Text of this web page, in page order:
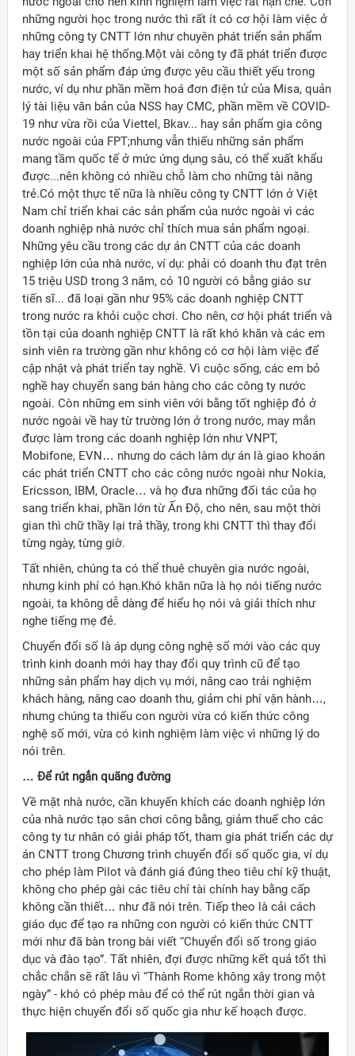
những người học trong nước thì rất ít có cơ hội làm việc ở
những công ty CNTT lớn như chuyên phát triển sản phẩm
hay triển khai hệ thống.Một vài công ty đã phát triển được
một số sản phẩm đáp ứng được yêu cầu thiết yếu trong
nước, ví dụ như phần mềm hoá đơn điện tử của Misa, quản
lý tài liệu văn bản của NSS hay CMC, phần mềm về COVID-
19 như vừa rồi của Viettel, Bkav... hay sản phẩm gia công
nước ngoài của FPT;nhưng vẫn thiếu những sản phẩm
mang tầm quốc tế ở mức ứng dụng sâu, có thể xuất khẩu
được...nên không có nhiều chỗ làm cho những tài năng
trẻ.Có một thực tế nữa là nhiều công ty CNTT lớn ở Việt
Nam chỉ triển khai các sản phẩm của nước ngoài vì các
doanh nghiệp nhà nước chỉ thích mua sản phẩm ngoại.
Những yêu cầu trong các dự án CNTT của các doanh
nghiệp lớn của nhà nước, ví dụ: phải có doanh thu đạt trên
15 triệu USD trong 3 năm, có 10 người có bằng giáo sư
tiến sĩ... đã loại gần như 95% các doanh nghiệp CNTT
trong nước ra khỏi cuộc chơi. Cho nên, cơ hội phát triển và
tồn tại của doanh nghiệp CNTT là rất khó khăn và các em
sinh viên ra trường gần như không có cơ hội làm việc để
cập nhật và phát triển tay nghề. Vì cuộc sống, các em bỏ
nghề hay chuyển sang bán hàng cho các công ty nước
ngoài. Còn những em sinh viên với bằng tốt nghiệp đỏ ở
nước ngoài về hay từ trường lớn ở trong nước, may mắn
được làm trong các doanh nghiệp lớn như VNPT,
Mobifone, EVN… nhưng do cách làm dự án là giao khoán
các phát triển CNTT cho các công nước ngoài như Nokia,
Ericsson, IBM, Oracle… và họ đưa những đối tác của họ
sang triển khai, phần lớn từ Ấn Độ, cho nên, sau một thời
gian thì chữ thầy lại trả thầy, trong khi CNTT thì thay đổi
từng ngày, từng giờ.
Tất nhiên, chúng ta có thể thuê chuyên gia nước ngoài,
nhưng kinh phí có hạn.Khó khăn nữa là họ nói tiếng nước
ngoài, ta không dễ dàng để hiểu họ nói và giải thích như
nghe tiếng mẹ đẻ.
Chuyển đổi số là áp dụng công nghệ số mới vào các quy
trình kinh doanh mới hay thay đổi quy trình cũ để tạo
những sản phẩm hay dịch vụ mới, nâng cao trải nghiệm
khách hàng, nâng cao doanh thu, giảm chi phí vận hành…,
nhưng chúng ta thiếu con người vừa có kiến thức công
nghệ số mới, vừa có kinh nghiệm làm việc vì những lý do
nói trên.
… Để rút ngắn quãng đường
Về mặt nhà nước, cần khuyến khích các doanh nghiệp lớn
của nhà nước tạo sân chơi công bằng, giảm thuế cho các
công ty tư nhân có giải pháp tốt, tham gia phát triển các dự
án CNTT trong Chương trình chuyển đổi số quốc gia, ví dụ
cho phép làm Pilot và đánh giá đúng theo tiêu chí kỹ thuật,
không cho phép gài các tiêu chí tài chính hay bằng cấp
không cần thiết… như đã nói trên. Tiếp theo là cải cách
giáo dục để tạo ra những con người có kiến thức CNTT
mới như đã bàn trong bài viết “Chuyển đổi số trong giáo
dục và đào tạo”. Tất nhiên, đợi được những kết quả tốt thì
chắc chắn sẽ rất lâu vì “Thành Rome không xây trong một
ngày” - khó có phép màu để có thể rút ngắn thời gian và
thực hiện chuyển đổi số quốc gia như kế hoạch được.